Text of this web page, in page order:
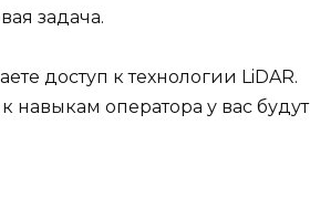
задача.
доступ к технологии LiDAR.
навыкам оператора у вас будут